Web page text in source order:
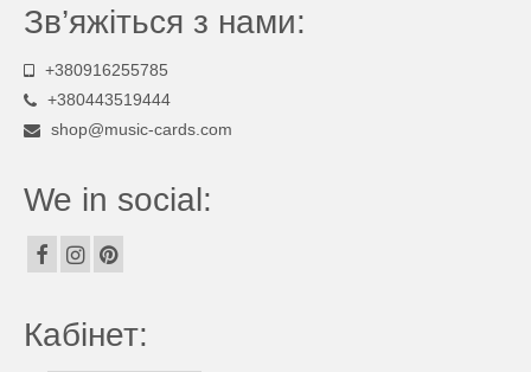
Зв’яжіться з нами:
+380916255785
+380443519444
shop@music-cards.com
We in social:
Кабінет: